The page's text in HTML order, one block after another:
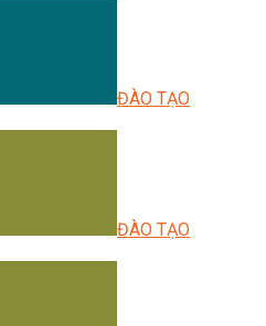
ĐÀO TẠO
ĐÀO TẠO